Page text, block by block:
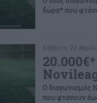
δώρα* που
Σάββατο, 23
Ο διαγωνισμός
που φτάνουν